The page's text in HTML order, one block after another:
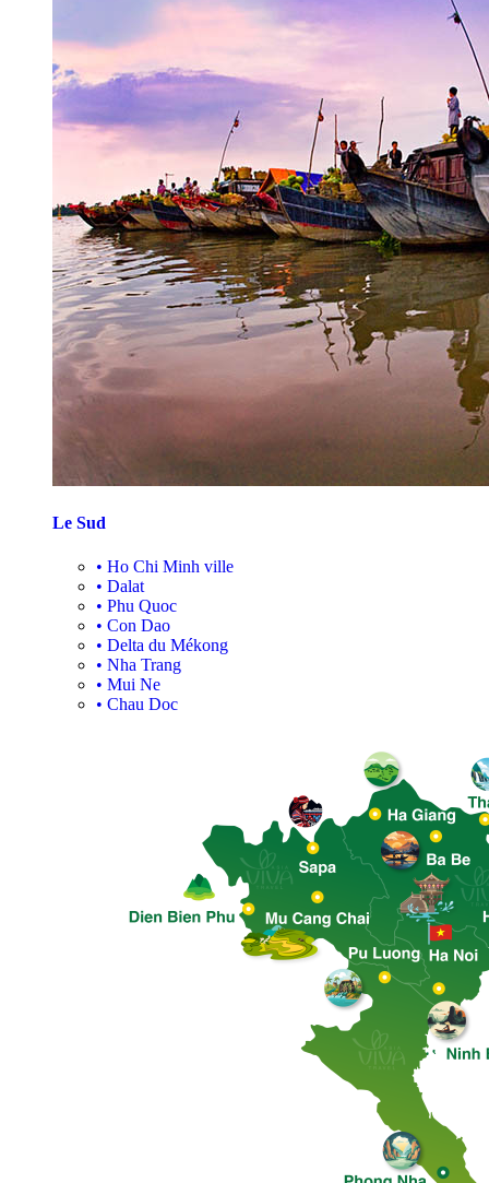
Le Sud
• Ho Chi Minh ville
• Dalat
• Phu Quoc
• Con Dao
• Delta du Mékong
• Nha Trang
• Mui Ne
• Chau Doc